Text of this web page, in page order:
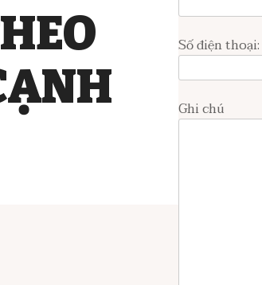
Số điện thoại:
Ghi chú